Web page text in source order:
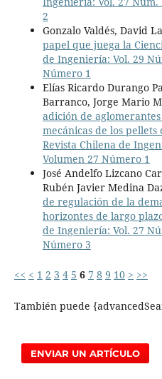
2
Gonzalo Valdés, David
papel que juega la
de Ingeniería: Vol. 29
Número 1
Elías Ricardo Durango
Barranco, Jorge Mario
adición de
mecánicas de los pellets
Revista Chilena de
Volumen 27 Número 1
José Andelfo Lizcano
Rubén Javier Medina
de regulación de la
horizontes de largo
de Ingeniería: Vol. 27
Número 3
<< < 1 2 3 4 5 6 7 8 9 10 > >>
También puede
ENVIAR UN ARTÍCULO